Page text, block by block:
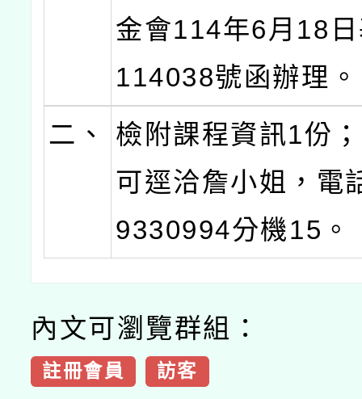
金會114年6月18
114038號函辦理。
二、
檢附課程資訊1份
可逕洽詹小姐，電
9330994分機15。
內文可瀏覽群組：
註冊會員 訪客